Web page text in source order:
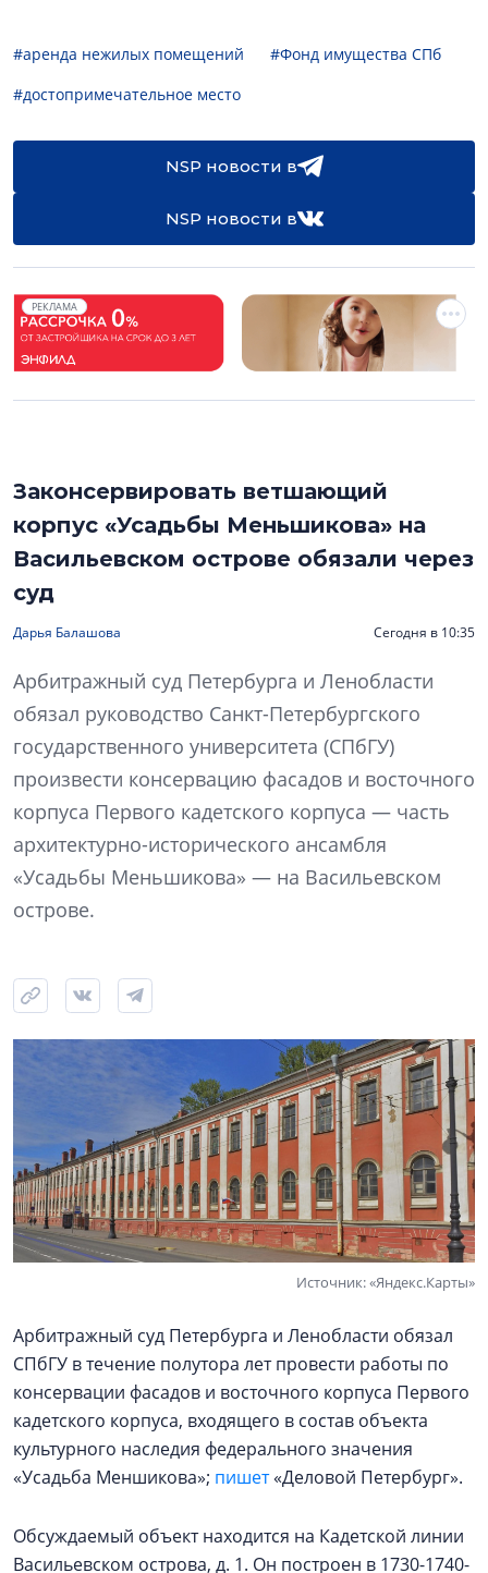
#аренда нежилых помещений
#Фонд имущества СПб
#достопримечательное место
NSP новости в
NSP новости в
РЕКЛАМА
Законсервировать ветшающий
корпус «Усадьбы Меньшикова» на
Васильевском острове обязали через
суд
Дарья Балашова Сегодня в 10:35
Арбитражный суд Петербурга и Ленобласти
обязал руководство Санкт-Петербургского
государственного университета (СПбГУ)
произвести консервацию фасадов и восточного
корпуса Первого кадетского корпуса — часть
архитектурно-исторического ансамбля
«Усадьбы Меньшикова» — на Васильевском
острове.
Источник: «Яндекс.Карты»
Арбитражный суд Петербурга и Ленобласти обязал
СПбГУ в течение полутора лет провести работы по
консервации фасадов и восточного корпуса Первого
кадетского корпуса, входящего в состав объекта
культурного наследия федерального значения
«Усадьба Меншикова»; пишет«Деловой Петербург».
Обсуждаемый объект находится на Кадетской линии
Васильевском острова, д. 1. Он построен в 1730-1740-